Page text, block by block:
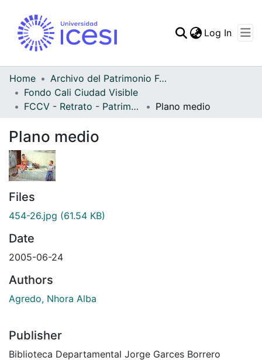
Log In
Home
Archivo del Patrimonio Fotográfico y Fílmico del Valle del Cauca
Fondo Cali Ciudad Visible
FCCV - Retrato - Patrimonial
Plano medio
Plano medio
Files
454-26.jpg (61.54 KB)
Date
2005-06-24
Authors
Agredo, Nhora Alba
Publisher
Biblioteca Departamental Jorge Garces Borrero